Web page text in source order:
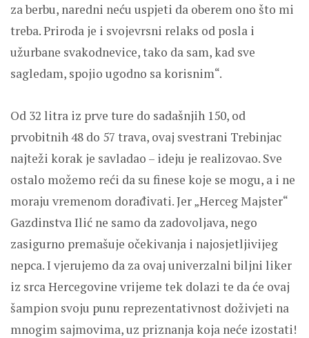
za berbu, naredni neću uspjeti da oberem ono što mi
treba. Priroda je i svojevrsni relaks od posla i
užurbane svakodnevice, tako da sam, kad sve
sagledam, spojio ugodno sa korisnim“.
Od 32 litra iz prve ture do sadašnjih 150, od
prvobitnih 48 do 57 trava, ovaj svestrani Trebinjac
najteži korak je savladao – ideju je realizovao. Sve
ostalo možemo reći da su finese koje se mogu, a i ne
moraju vremenom dorađivati. Jer „Herceg Majster“
Gazdinstva Ilić ne samo da zadovoljava, nego
zasigurno premašuje očekivanja i najosjetljivijeg
nepca. I vjerujemo da za ovaj univerzalni biljni liker
iz srca Hercegovine vrijeme tek dolazi te da će ovaj
šampion svoju punu reprezentativnost doživjeti na
mnogim sajmovima, uz priznanja koja neće izostati!